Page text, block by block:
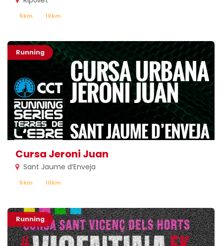
5km 10km
Running
Cursa Jeroni Juan
Sant Jaume d’Enveja
5km 10km
Running